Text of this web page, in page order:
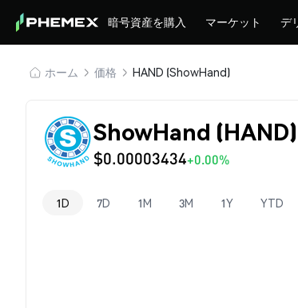
暗号資産を購入 マーケット デ
ホーム 価格 HAND (ShowHand)
ShowHand
$0.00003434+0.00%
1D 7D 1M 3M 1Y YTD